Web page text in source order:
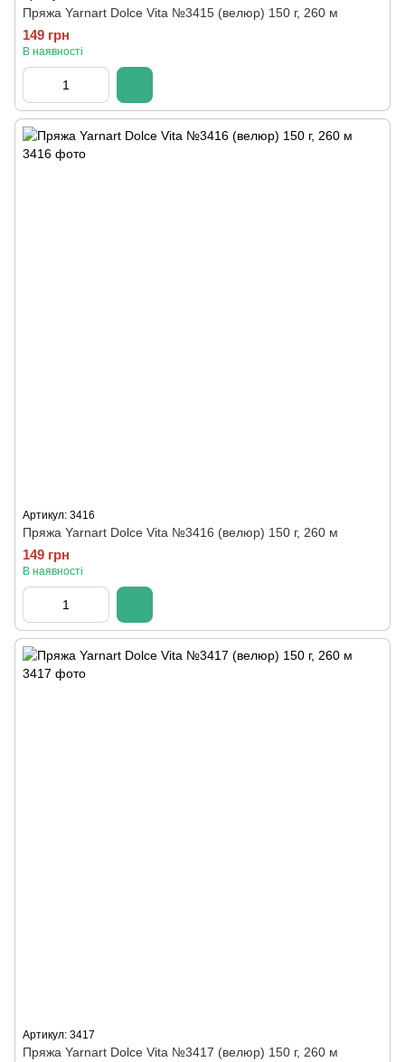
Пряжа Yarnart Dolce Vita №3415 (велюр) 150 г, 260 м
149 грн
В наявності
Артикул: 3416
Пряжа Yarnart Dolce Vita №3416 (велюр) 150 г, 260 м
149 грн
В наявності
Артикул: 3417
Пряжа Yarnart Dolce Vita №3417 (велюр) 150 г, 260 м